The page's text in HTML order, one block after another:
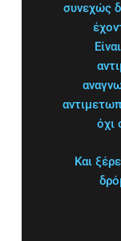
συνεχώς
όχι
Και